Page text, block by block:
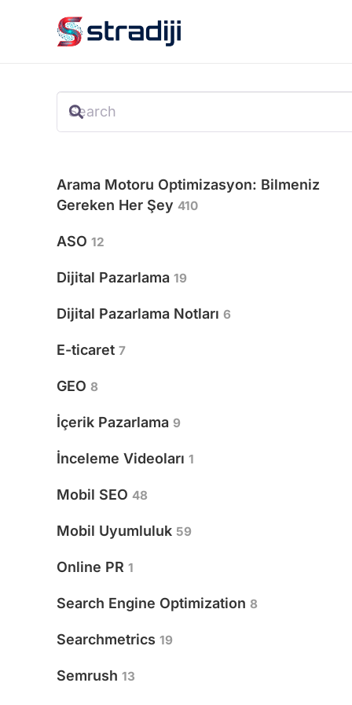
Arama Motoru Optimizasyon: Bilmeniz
Gereken Her Şey 410
ASO 12
Dijital Pazarlama 19
Dijital Pazarlama Notları 6
E-ticaret 7
GEO 8
İçerik Pazarlama 9
İnceleme Videoları 1
Mobil SEO 48
Mobil Uyumluluk 59
Online PR 1
Search Engine Optimization 8
Searchmetrics 19
Semrush 13